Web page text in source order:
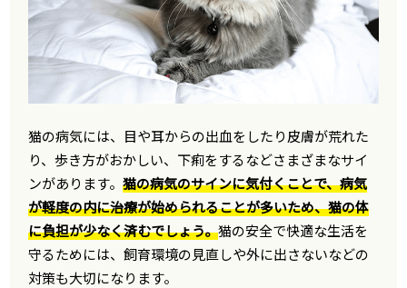
猫の病気には、目や耳からの出血をしたり皮膚が荒れた
り、歩き方がおかしい、下痢をするなどさまざまなサイ
ンがあります。猫の病気のサインに気付くことで、病気
が軽度の内に治療が始められることが多いため、猫の体
に負担が少なく済むでしょう。猫の安全で快適な生活を
守るためには、飼育環境の見直しや外に出さないなどの
対策も大切になります。